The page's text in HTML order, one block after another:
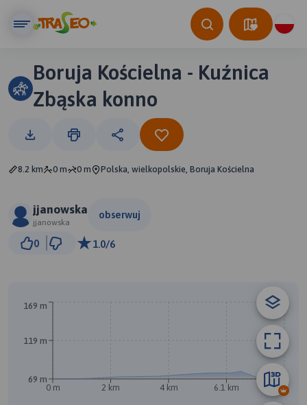
Boruja Kościelna - Kuźnica
Zbąska konno
8.2 km 0 m 0 m Polska, wielkopolskie, Boruja Kościelna
jjanowska
jjanowska
obserwuj
0 1.0/6
0 m 2 km 4 km 6.1 km 8.1 km
69 m
119 m
169 m